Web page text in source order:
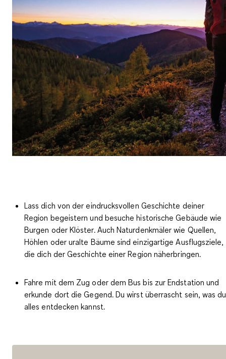
Lass dich von der eindrucksvollen Geschichte deiner
Region begeistern und besuche historische Gebäude wie
Burgen oder Klöster. Auch Naturdenkmäler wie Quellen,
Höhlen oder uralte Bäume sind einzigartige Ausflugsziele,
die dich der Geschichte einer Region näherbringen.
Fahre mit dem Zug oder dem Bus bis zur Endstation und
erkunde dort die Gegend. Du wirst überrascht sein, was du
alles entdecken kannst.